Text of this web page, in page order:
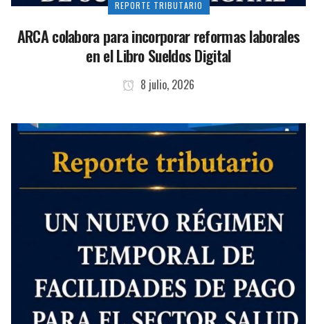
REPORTE TRIBUTARIO
ARCA colabora para incorporar reformas laborales
en el Libro Sueldos Digital
8 julio, 2026